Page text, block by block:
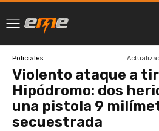
Policiales
Violento ataque a
Hipódromo: dos
una pistola 9
secuestrada